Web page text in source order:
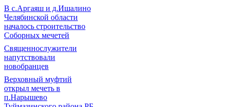
В с.Аргаяш и д.Ишалино
Челябинской области
началось строительство
Соборных мечетей
Священнослужители
напутствовали
новобранцев
Верховный муфтий
открыл мечеть в
п.Нарышево